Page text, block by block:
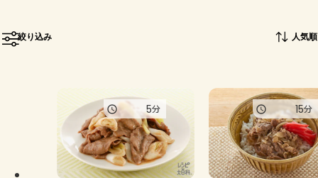
トーク
よくあるお問い合わせ
絞り込み 人気順
5分 15分